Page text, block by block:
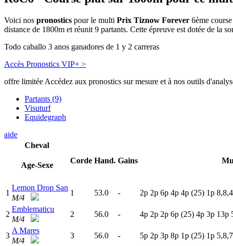
Voici nos pronostics pour le multi Prix Tiznow Forever 6ème
distance de 1800m et réunit 9 partants. Cette épreuve est dotée de la
Todo caballo 3 anos ganadores de 1 y 2 carreras
Accès Pronostics VIP+ >
offre limitée Accédez aux pronostics sur mesure et à nos outils
Partants (9)
Visuturf
Equidegraph
aide
Cheval
Age-Sexe
Corde Hand. Gains
1
Lemon Drop San
M/4
1 53.0 - 2p 2p 6p 4p 4p (25) 1p
2
Emblematicu
M/4
2 56.0 - 4p 2p 2p 6p (25) 4p 3p 13p
3
A Mares
M/4
3 56.0 - 5p 2p 3p 8p 1p (25) 1p